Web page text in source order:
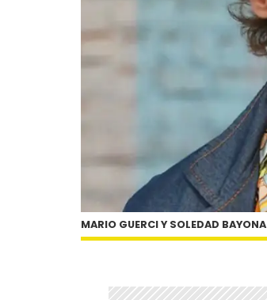
MARIO GUERCI Y SOLEDAD BAYONA